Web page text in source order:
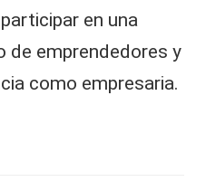
en una
de emprendedores y
como empresaria.